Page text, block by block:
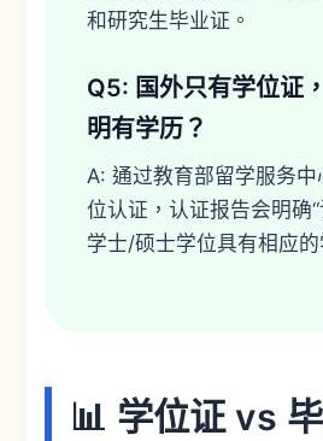
和研究生毕业证。
Q5: 国外只有学位证
明有学历？
A: 通过教育部留学服务
位认证，认证报告会明确
学士/硕士学位具有相应的
📊 学位证 vs